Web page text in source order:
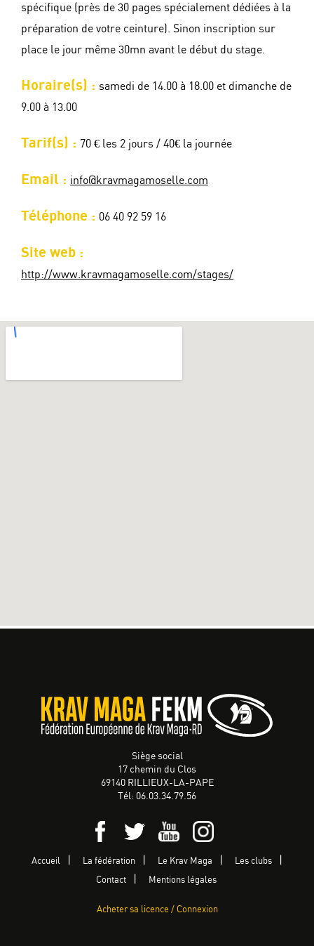
spécifique (près de 30 pages spécialement dédiées à la
préparation de votre ceinture). Sinon inscription sur
place le jour même 30mn avant le début du stage.
Horaire(s) : samedi de 14.00 à 18.00 et dimanche de
9.00 à 13.00
Tarif(s) : 70 € les 2 jours / 40€ la journée
Email : info@kravmagamoselle.com
Téléphone : 06 40 92 59 16
Site web :
http://www.kravmagamoselle.com/stages/
Siège social
17 chemin du Clos
69140 RILLIEUX-LA-PAPE
Tél: 06.03.34.79.56
Accueil La fédération Le Krav Maga Les clubs
Contact Mentions légales
Acheter sa licence / Connexion